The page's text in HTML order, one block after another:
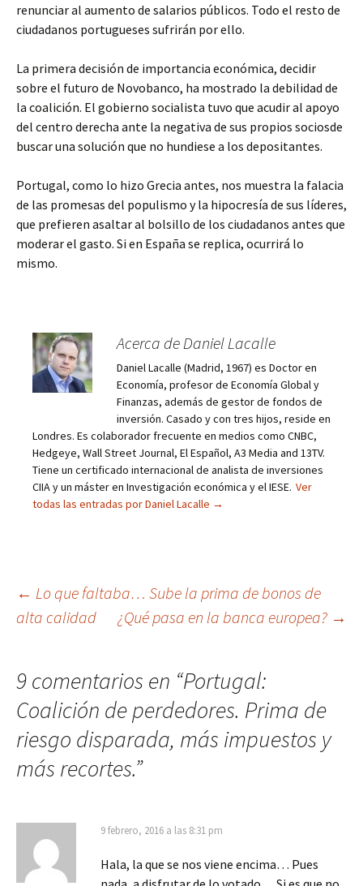
renunciar al aumento de salarios públicos. Todo el resto de
ciudadanos portugueses sufrirán por ello.
La primera decisión de importancia económica, decidir
sobre el futuro de Novobanco, ha mostrado la debilidad de
la coalición. El gobierno socialista tuvo que acudir al apoyo
del centro derecha ante la negativa de sus propios sociosde
buscar una solución que no hundiese a los depositantes.
Portugal, como lo hizo Grecia antes, nos muestra la falacia
de las promesas del populismo y la hipocresía de sus líderes,
que prefieren asaltar al bolsillo de los ciudadanos antes que
moderar el gasto. Si en España se replica, ocurrirá lo
mismo.
Acerca de Daniel Lacalle
Daniel Lacalle (Madrid, 1967) es Doctor en
Economía, profesor de Economía Global y
Finanzas, además de gestor de fondos de
inversión. Casado y con tres hijos, reside en
Londres. Es colaborador frecuente en medios como CNBC,
Hedgeye, Wall Street Journal, El Español, A3 Media and 13TV.
Tiene un certificado internacional de analista de inversiones
CIIA y un máster en Investigación económica y el IESE. Ver
todas las entradas por Daniel Lacalle →
Navegación
de
← Lo que faltaba… Sube la prima de bonos de
alta calidad
¿Qué pasa en la banca europea? →
9 comentarios en “Portugal:
Coalición de perdedores. Prima de
riesgo disparada, más impuestos y
más recortes.”
9 febrero, 2016 a las 8:31 pm
Hala, la que se nos viene encima… Pues